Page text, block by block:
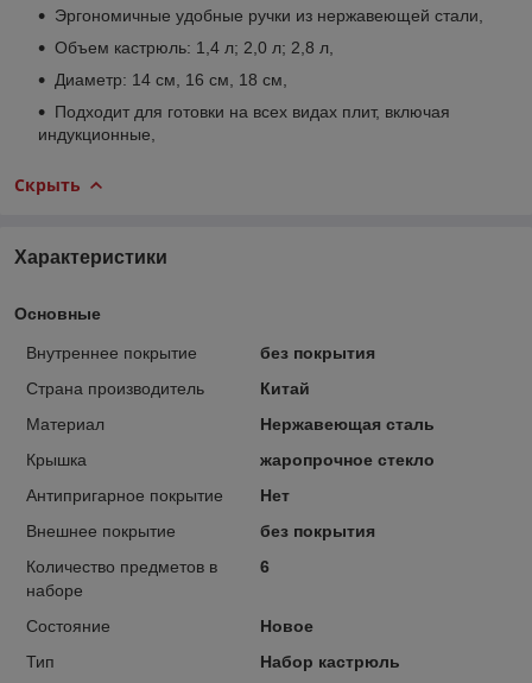
Эргономичные удобные ручки из нержавеющей стали,
Объем кастрюль: 1,4 л; 2,0 л; 2,8 л,
Диаметр: 14 см, 16 см, 18 см,
Подходит для готовки на всех видах плит, включая
индукционные,
Скрыть
Характеристики
Основные
Внутреннее покрытие
без покрытия
Страна производитель
Китай
Материал
Нержавеющая сталь
Крышка
жаропрочное стекло
Антипригарное покрытие
Нет
Внешнее покрытие
без покрытия
Количество предметов в
наборе
6
Состояние
Новое
Тип
Набор кастрюль